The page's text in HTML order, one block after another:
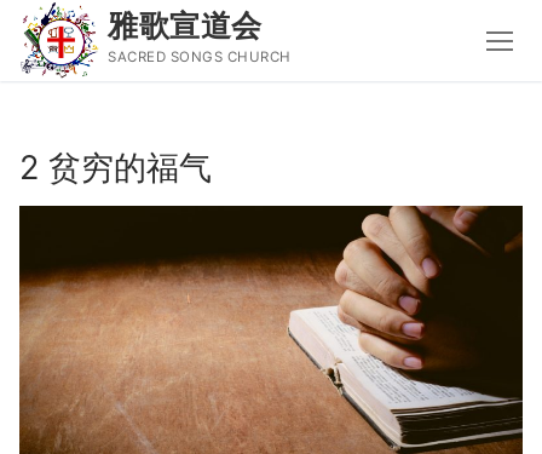
content
雅歌宣道会
SACRED SONGS CHURCH
Search
主页
主日讲道
圣经导读新唱
属灵书籍
2 贫穷的福气